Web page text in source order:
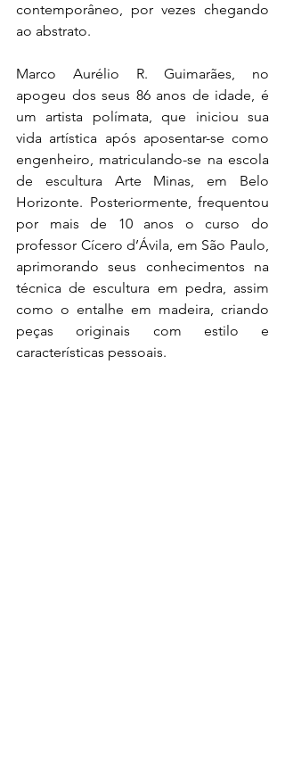
contemporâneo, por vezes chegando
ao abstrato.
Marco Aurélio R. Guimarães, no
apogeu dos seus 86 anos de idade, é
um artista polímata, que iniciou sua
vida artística após aposentar-se como
engenheiro, matriculando-se na escola
de escultura Arte Minas, em Belo
Horizonte. Posteriormente, frequentou
por mais de 10 anos o curso do
professor Cícero d’Ávila, em São Paulo,
aprimorando seus conhecimentos na
técnica de escultura em pedra, assim
como o entalhe em madeira, criando
peças originais com estilo e
características pessoais.